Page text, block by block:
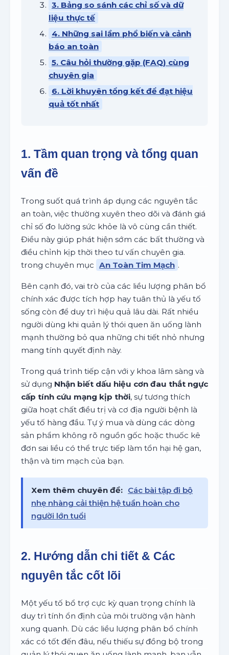
3. Bảng so sánh các chỉ số và dữ
liệu thực tế
4. Những sai lầm phổ biến và cảnh
báo an toàn
5. Câu hỏi thường gặp (FAQ) cùng
chuyên gia
6. Lời khuyên tổng kết để đạt hiệu
quả tốt nhất
1. Tầm quan trọng và tổng quan
vấn đề
Trong suốt quá trình áp dụng các nguyên tắc
an toàn, việc thường xuyên theo dõi và đánh giá
chỉ số đo lường sức khỏe là vô cùng cần thiết.
Điều này giúp phát hiện sớm các bất thường và
điều chỉnh kịp thời theo tư vấn chuyên gia.
trong chuyên mục An Toàn Tim Mạch .
Bên cạnh đó, vai trò của các liều lượng phân bổ
chính xác được tích hợp hay tuân thủ là yếu tố
sống còn để duy trì hiệu quả lâu dài. Rất nhiều
người dùng khi quản lý thói quen ăn uống lành
mạnh thường bỏ qua những chi tiết nhỏ nhưng
mang tính quyết định này.
Trong quá trình tiếp cận với y khoa lâm sàng và
sử dụng Nhận biết dấu hiệu cơn đau thắt ngực
cấp tính cứu mạng kịp thời, sự tương thích
giữa hoạt chất điều trị và cơ địa người bệnh là
yếu tố hàng đầu. Tự ý mua và dùng các dòng
sản phẩm không rõ nguồn gốc hoặc thuốc kê
đơn sai liều có thể trực tiếp làm tổn hại hệ gan,
thận và tim mạch của bạn.
Xem thêm chuyên đề: Các bài tập đi bộ
nhẹ nhàng cải thiện hệ tuần hoàn cho
người lớn tuổi
2. Hướng dẫn chi tiết & Các
nguyên tắc cốt lõi
Một yếu tố bổ trợ cực kỳ quan trọng chính là
duy trì tính ổn định của môi trường vận hành
xung quanh. Dù các liều lượng phân bổ chính
xác có tốt đến đâu, nếu thiếu sự đồng bộ trong